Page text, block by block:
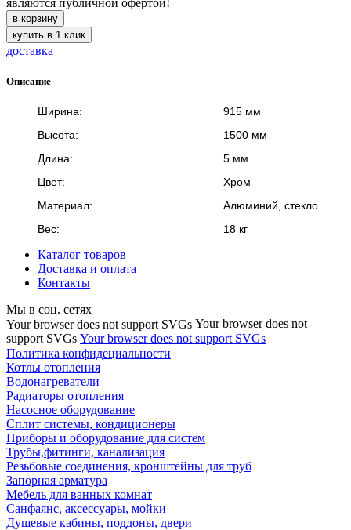
являются публичной офертой!
в корзину
купить в 1 клик
доставка
Описание
Ширина:
915 мм
Высота:
1500 мм
Длина:
5 мм
Цвет:
Хром
Материал:
Алюминий, стекло
Вес:
18 кг
Каталог товаров
Доставка и оплата
Контакты
Мы в соц. сетях
Your browser does not support SVGs Your browser does not
support SVGs Your browser does not support SVGs
Политика конфидециальности
Котлы отопления
Водонагреватели
Радиаторы отопления
Насосное оборудование
Сплит системы, кондиционеры
Приборы и оборудование для систем
Трубы,фитинги, канализация
Резьбовые соединения, кронштейны для труб
Запорная арматура
Мебель для ванных комнат
Санфаянс, аксессуары, мойки
Душевые кабины, поддоны, двери